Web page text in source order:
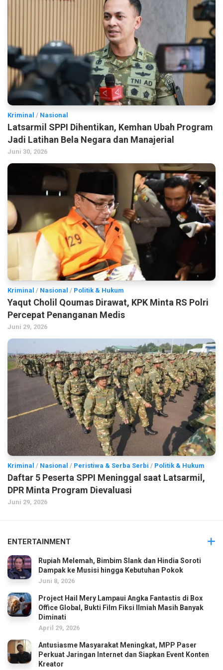
Kriminal / Nasional
Latsarmil SPPI Dihentikan, Kemhan Ubah Program
Jadi Latihan Bela Negara dan Manajerial
Juni 30, 2026
Kriminal / Nasional / Politik & Hukum
Yaqut Cholil Qoumas Dirawat, KPK Minta RS Polri
Percepat Penanganan Medis
Juni 29, 2026
Kriminal / Nasional / Peristiwa & Serba Serbi / Politik & Hukum
Daftar 5 Peserta SPPI Meninggal saat Latsarmil,
DPR Minta Program Dievaluasi
Juni 29, 2026
ENTERTAINMENT
Rupiah Melemah, Bimbim Slank dan Hindia Soroti
Dampak ke Musisi hingga Kebutuhan Pokok
Juni 8, 2026
Project Hail Mery Lampaui Angka Fantastis di Box
Office Global, Bukti Film Fiksi Ilmiah Masih Banyak
Diminati
April 29, 2026
Antusiasme Masyarakat Meningkat, MPP Paser
Perkuat Jaringan Internet dan Siapkan Event Konten
Kreator